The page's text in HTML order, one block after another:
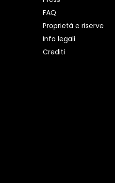
FAQ
Proprietà e riserve
Info legali
Crediti